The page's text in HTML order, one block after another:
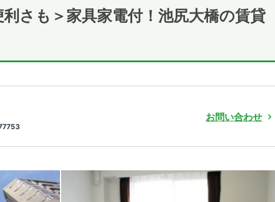
さも＞家具家電付！池尻大橋の賃貸
お問い合わせ